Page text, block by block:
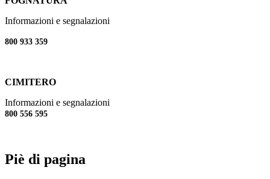
Informazioni e segnalazioni
800 933 359
CIMITERO
Informazioni e segnalazioni
800 556 595
Piè di pagina